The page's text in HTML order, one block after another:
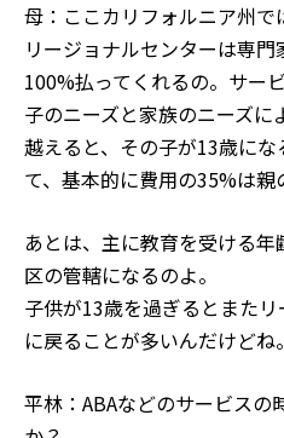
母：ここカリフォルニア州で
リージョナルセンターは専
100%払ってくれるの。サー
子のニーズと家族のニーズ
越えると、その子が13歳に
て、基本的に費用の35%は親
あとは、主に教育を受ける
区の管轄になるのよ。
子供が13歳を過ぎるとまた
に戻ることが多いんだけどね。
平林：ABAなどのサービスの